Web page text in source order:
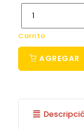
Carrito
AGREGAR